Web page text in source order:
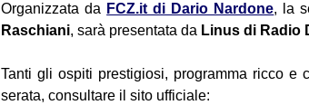
Organizzata da FCZ.it di Dario Nardone, la
Raschiani, sarà presentata da Linus di Radio
Tanti gli ospiti prestigiosi, programma ricco e
serata, consultare il sito ufficiale: